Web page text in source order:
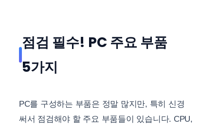
점검 필수! PC 주요 부품
5가지
PC를 구성하는 부품은 정말 많지만, 특히 신경
써서 점검해야 할 주요 부품들이 있습니다. CPU,